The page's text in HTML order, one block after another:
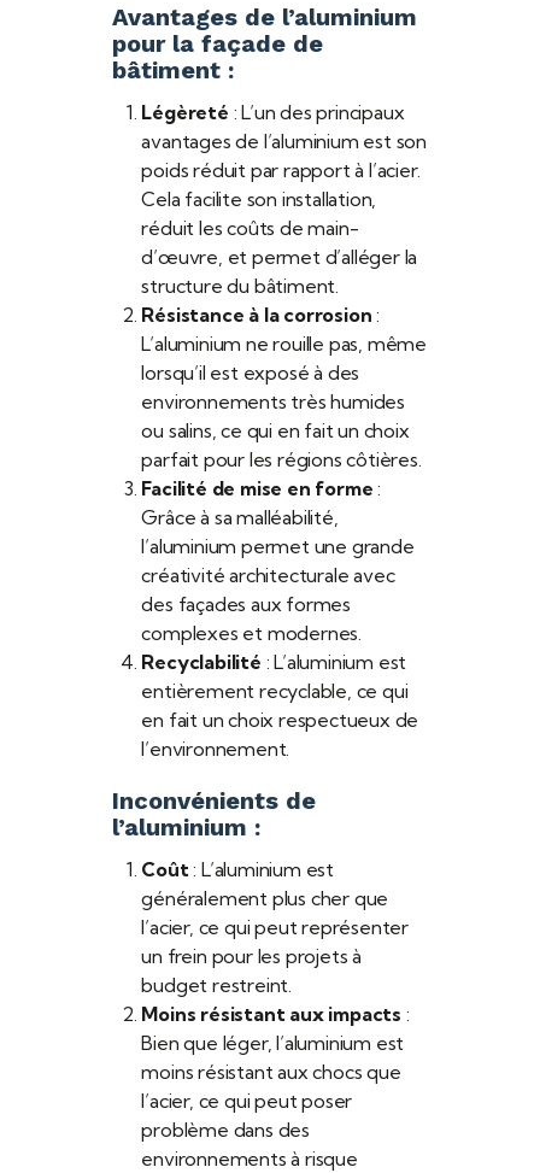
Avantages de l’aluminium
pour la façade de
bâtiment :
Légèreté : L’un des principaux
avantages de l’aluminium est son
poids réduit par rapport à l’acier.
Cela facilite son installation,
réduit les coûts de main-
d’œuvre, et permet d’alléger la
structure du bâtiment.
Résistance à la corrosion :
L’aluminium ne rouille pas, même
lorsqu’il est exposé à des
environnements très humides
ou salins, ce qui en fait un choix
parfait pour les régions côtières.
Facilité de mise en forme :
Grâce à sa malléabilité,
l’aluminium permet une grande
créativité architecturale avec
des façades aux formes
complexes et modernes.
Recyclabilité : L’aluminium est
entièrement recyclable, ce qui
en fait un choix respectueux de
l’environnement.
Inconvénients de
l’aluminium :
Coût: L’aluminium est
généralement plus cher que
l’acier, ce qui peut représenter
un frein pour les projets à
budget restreint.
Moins résistant aux impacts :
Bien que léger, l’aluminium est
moins résistant aux chocs que
l’acier, ce qui peut poser
problème dans des
environnements à risque